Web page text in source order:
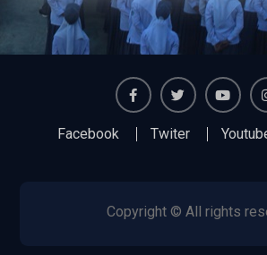
FacebookTwiter
Facebook Twiter
Copyright © All rights